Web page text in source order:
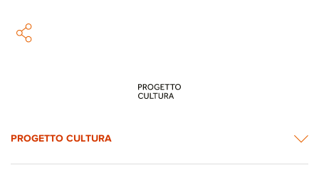
PROGETTO CULTURA